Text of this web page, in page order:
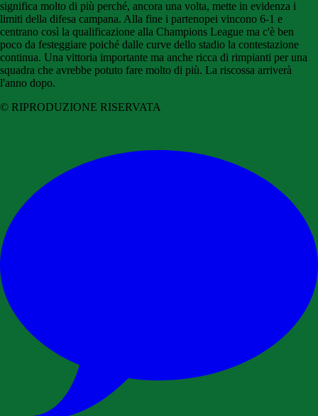
significa molto di più perché, ancora una volta, mette in evidenza i
limiti della difesa campana. Alla fine i partenopei vincono 6-1 e
centrano così la qualificazione alla Champions League ma c'è ben
poco da festeggiare poiché dalle curve dello stadio la contestazione
continua. Una vittoria importante ma anche ricca di rimpianti per una
squadra che avrebbe potuto fare molto di più. La riscossa arriverà
l'anno dopo.
© RIPRODUZIONE RISERVATA